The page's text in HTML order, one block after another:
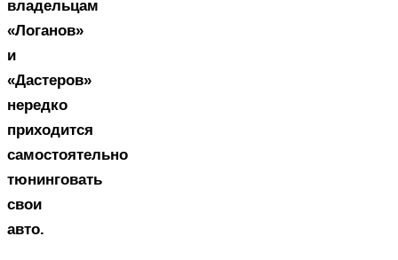
владельцам
«Логанов»
и
«Дастеров»
нередко
приходится
самостоятельно
тюнинговать
свои
авто.